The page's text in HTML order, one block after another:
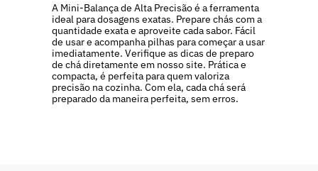
A Mini-Balança de Alta Precisão é a ferramenta
ideal para dosagens exatas. Prepare chás com a
quantidade exata e aproveite cada sabor. Fácil
de usar e acompanha pilhas para começar a usar
imediatamente. Verifique as dicas de preparo
de chá diretamente em nosso site. Prática e
compacta, é perfeita para quem valoriza
precisão na cozinha. Com ela, cada chá será
preparado da maneira perfeita, sem erros.